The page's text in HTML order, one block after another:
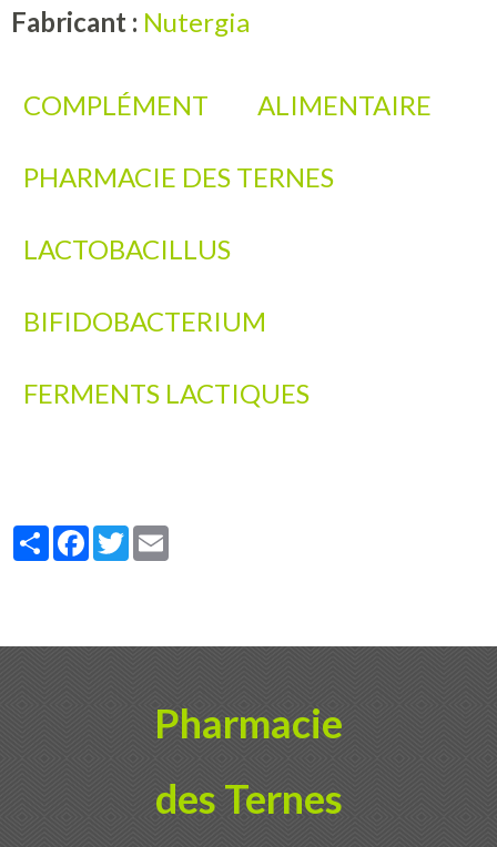
Fabricant : Nutergia
COMPLÉMENT ALIMENTAIRE
PHARMACIE DES TERNES
LACTOBACILLUS
BIFIDOBACTERIUM
FERMENTS LACTIQUES
Partager
Facebook
Twitter
Pharmacie
des Ternes